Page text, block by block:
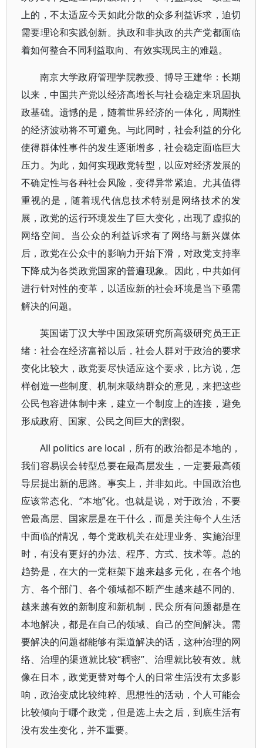
上的，不太适应今天如此分散的众多利益诉求，迫切
需要理论和实践创新。执政和非执政的共产党都面临
着如何整合不同利益取向、有效实现民主的难题。
南京大学政府管理学院教授、博导王建华：长期
以来，中国共产党以经济高增长与社会稳定来巩固执
政基础。遗憾的是，随着世界经济的一体化，周期性
的经济波动将不可避免。与此同时，社会利益的分化
使得群体性事件的发生逐渐增多，社会稳定面临巨大
压力。为此，如何实现政党转型，以应对经济发展的
不确定性与各种社会风险，变得异常紧迫。尤其值得
重视的是，随着现代信息技术特别是网络技术的发
展，政党的运行环境发生了巨大变化，出现了虚拟的
网络空间。当公众的利益诉求有了网络与新兴媒体
后，政党在公众中的影响力开始下滑，对政党支持率
下降成为各类政党国家的普遍现象。因此，中共如何
进行针对性的变革，以适应新的社会环境是当下亟需
解决的问题。
英国诺丁汉大学中国政策研究所高级研究员王正
绪：社会在经济富裕以后，社会人群对于政治的要求
变化比较大，政党要尽快适应这个要求，比方说，怎
样创造一些制度、机制来吸纳群众的意见，来把这些
公民包容进体制中来，建立一个制度上的连接，避免
形成政府、国家、公民之间巨大的割裂。
All politics are local，所有的政治都是本地的，
我们容易误会转型总要在最高层发生，一定要最高领
导层提出新的思路。事实上，并非如此。中国政治也
应该常态化、“本地”化。也就是说，对于政治，不要
管最高层、国家层是在干什么，而是关注每个人生活
中面临的情况，每个党政机关在处理业务、实施治理
时，有没有更好的办法、程序、方式、技术等。总的
趋势是，在大的一党框架下越来越多元化，在各个地
方、各个部门、各个领域都不断产生越来越不同的、
越来越有效的新制度和新机制，民众所有问题都是在
本地解决，都是在自己的领域、自己的空间解决。需
要解决的问题都能够有渠道解决的话，这种治理的网
络、治理的渠道就比较“稠密”、治理就比较有效。就
像在日本，政党更替对每个人的日常生活没有太多影
响，政治变成比较纯粹、思想性的活动，个人可能会
比较倾向于哪个政党，但是选上去之后，到底生活有
没有发生变化，并不重要。